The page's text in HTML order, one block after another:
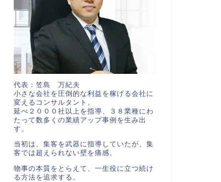
代表：笠島 万紀夫
小さな会社を圧倒的な利益を稼げる会社に
変えるコンサルタント。
延べ２０００社以上を指導、３８業種にわ
たって数多くの業績アップ事例を生み出
す。
当初は、集客を武器に指導していたが、集
客では超えられない壁を痛感。
物事の本質をとらえて、一生役に立つ続け
る方法を追求する。